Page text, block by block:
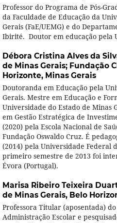
Professor do Programa de Pós-
da Faculdade de Educação da
Gerais (FaE/UEMG) e do
Ibirité. Doutor em educação pela
Débora Cristina Alves da
de Minas Gerais; Fundação
Horizonte, Minas Gerais
Doutoranda em Educação pela
Gerais. Mestre em Educação e
Universidade do Estado de Minas
em Gestão Estratégica de
(2020) pela Escola Nacional de
Fundação Oswaldo Cruz. É
(2014) pela Universidade Federal
primeiro semestre de 2013 foi
Évora (Portugal).
Marisa Ribeiro Teixeira
de Minas Gerais, Belo
Professora Titular (aposentada)
Administração Escolar e